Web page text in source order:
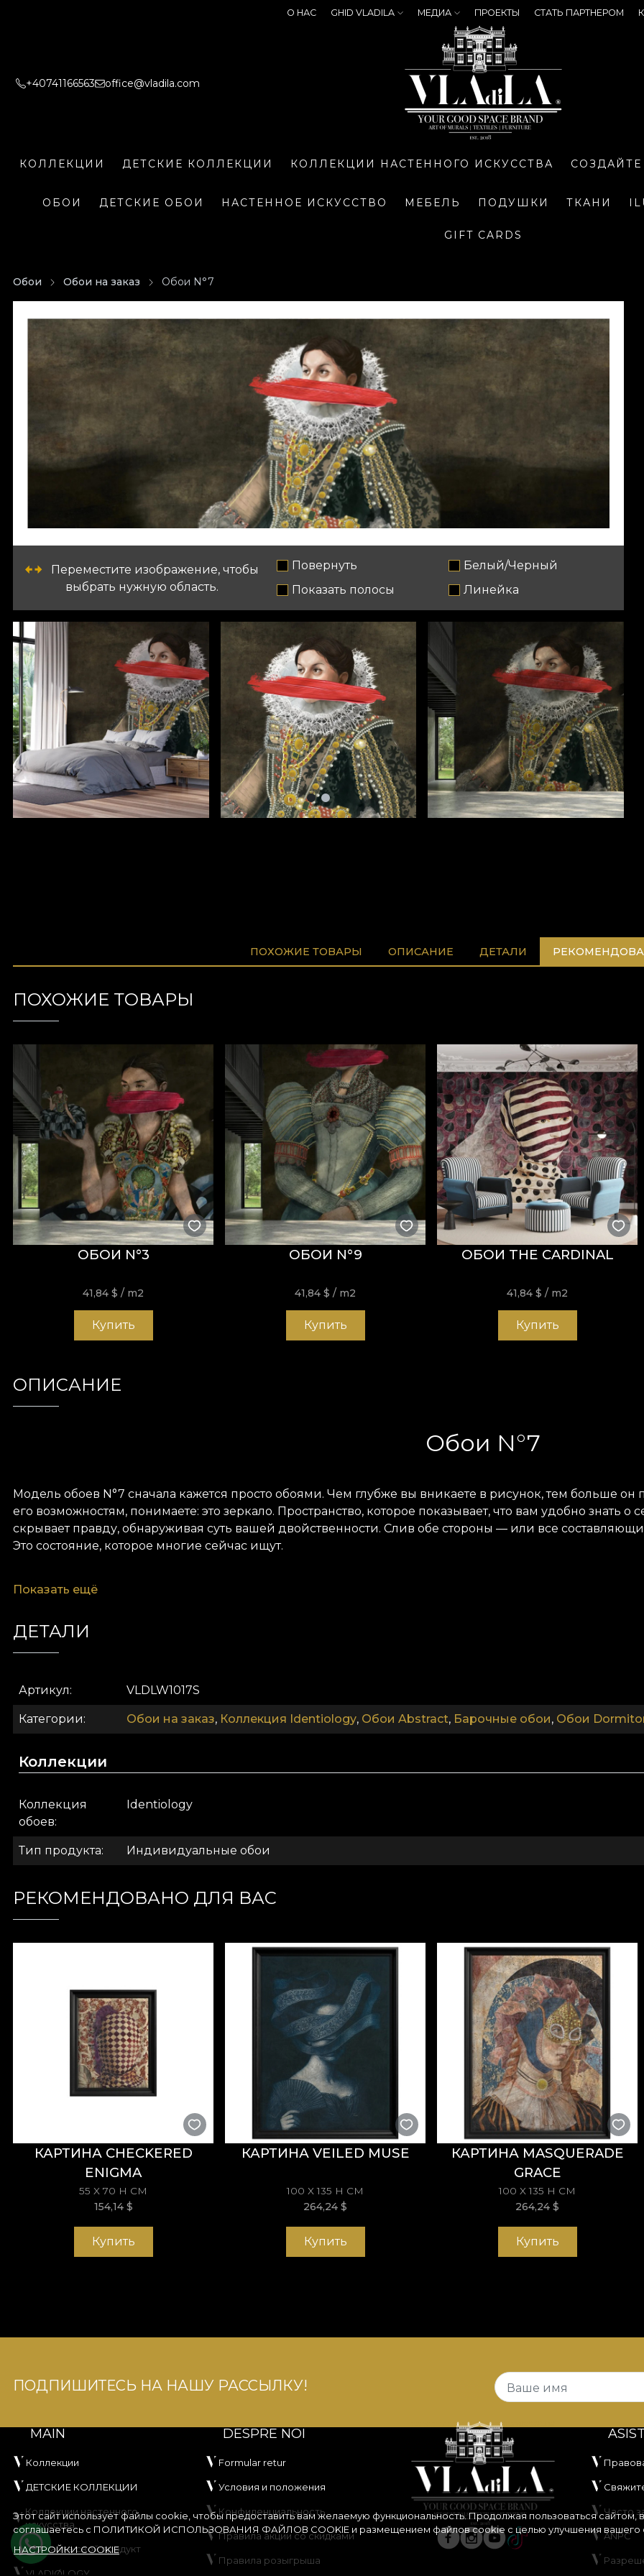
О НАС GHID VLADILA МЕДИА ПРОЕКТЫ СТАТЬ ПАРТНЕРОМ
+40741166563 office@vladila.com
КОЛЛЕКЦИИ ДЕТСКИЕ КОЛЛЕКЦИИ КОЛЛЕКЦИИ НАСТЕННОГО ИСКУССТВА
ОБОИ ДЕТСКИЕ ОБОИ НАСТЕННОЕ ИСКУССТВО МЕБЕЛЬ ПОДУШКИ ТКАНИ
GIFT CARDS
Обои Обои на заказ Обои N°7
Переместите изображение, чтобы
выбрать нужную область.
Повернуть
Белый/Черный
Показать полосы
Линейка
ПОХОЖИЕ ТОВАРЫ ОПИСАНИЕ ДЕТАЛИ
ПОХОЖИЕ ТОВАРЫ
ОБОИ N°3
41,84$ / m2
Купить
ОБОИ N°9
41,84$ / m2
Купить
ОБОИ THE CARDINAL
41,84$ / m2
Купить
ОПИСАНИЕ
Обои N°7
Модель обоев N°7 сначала кажется просто обоями. Чем глубже вы вникаете в рисунок, тем больше он
его возможностям, понимаете: это зеркало. Пространство, которое показывает, что вам удобно знать о
скрывает правду, обнаруживая суть вашей двойственности. Слив обе стороны — или все
Это состояние, которое многие сейчас ищут.
текстуры, чтобы вы выбрали ощущение, которое привнесёте в дом. Текстура Smooth — матовая,
лён.
.
.
Дизайнеры VLAdiLA создали серию парадоксальных арт-работ, где портрет подчинён анонимности.
человеческого спектакля.
Коллекция обоев Identiology ищет ответы на вопрос, который, осознанно или нет, всегда направлял
сознание, делающий нас чувствующими существами и объясняющий, почему мы доминируем в
важный. Это конец жизни на автопилоте. Это момент, когда мы возвращаем себе силу и начинаем
*Из любви и уважения к природе все наши обои изготовлены из натуральных, экологичных и
**House of VLAdiLA рекомендует использовать собственный клей при поклейке обоев. Так вы
обновления интерьера, соответствующий самым высоким стандартам качества.
Показать ещё
ДЕТАЛИ
Артикул VLDLW1017S
Категории Обои на заказ, Коллекция Identiology, Обои Abstract, Барочные обои, Обои
Коллекции
Коллекция
обоев
Identiology
Тип продукта Индивидуальные обои
РЕКОМЕНДОВАНО ДЛЯ ВАС
КАРТИНА CHECKERED
ENIGMA
55 X 70 H СМ
154,14 $
Купить
КАРТИНА VEILED MUSE
100 X 135 H СМ
264,24$
Купить
КАРТИНА MASQUERADE
GRACE
100 X 135 H СМ
264,24$
Купить
Этот сайт использует файлы cookie, чтобы предоставить вам желаемую функциональность. Продолжая пользоваться сайтом,
соглашаетесь с ПОЛИТИКОЙ ИСПОЛЬЗОВАНИЯ ФАЙЛОВ COOKIE и размещением файлов cookie с целью улучшения вашего
НАСТРОЙКИ COOKIE
ПОДПИШИТЕСЬ НА НАШУ РАССЫЛКУ! Ваше имя
MAIN
Коллекции
ДЕТСКИЕ КОЛЛЕКЦИИ
Коллекции настенного
искусства
Создайте свой продукт
VLADIØLOGY
DESPRE NOI
Formular retur
Условия и положения
Конфиденциальность
Правила акции со скидками
Правила розыгрыша
Часто
ANPC